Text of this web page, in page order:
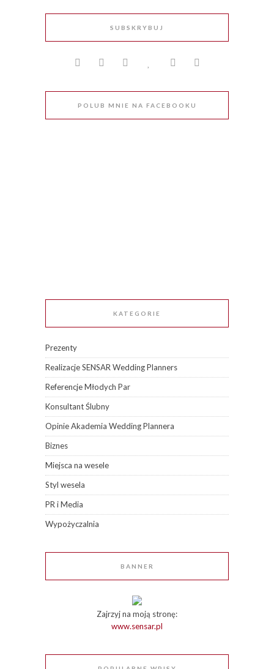
SUBSKRYBUJ
POLUB MNIE NA FACEBOOKU
KATEGORIE
Prezenty
Realizacje SENSAR Wedding Planners
Referencje Młodych Par
Konsultant Ślubny
Opinie Akademia Wedding Plannera
Biznes
Miejsca na wesele
Styl wesela
PR i Media
Wypożyczalnia
BANNER
Zajrzyj na moją stronę:
www.sensar.pl